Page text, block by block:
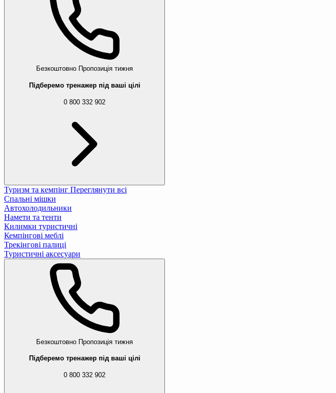
Безкоштовно Пропозиція тижня
Підберемо тренажер під ваші цілі
0 800 332 902
Туризм та кемпінг Переглянути всі
Спальні мішки
Автохолодильники
Намети та тенти
Килимки туристичні
Кемпінгові меблі
Трекінгові палиці
Туристичні аксесуари
Безкоштовно Пропозиція тижня
Підберемо тренажер під ваші цілі
0 800 332 902